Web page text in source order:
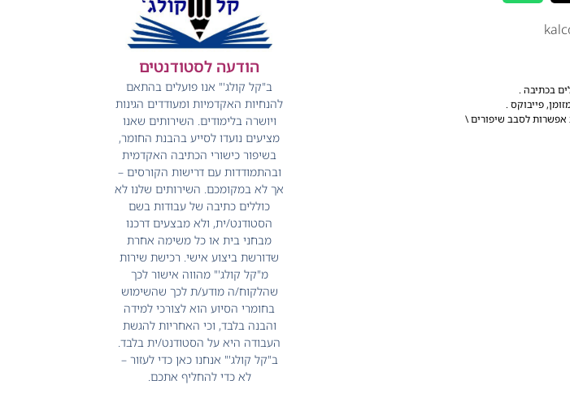
בכתיבה .
פייבוקס .
אפשרות לסבב שיפורים \
הודעה לסטודנטים
ב"קל קולג'" אנו פועלים בהתאם
להנחיות האקדמיות ומעודדים הגינות
ויושרה בלימודים. השירותים שאנו
מציעים נועדו לסייע בהבנת החומר,
בשיפור כישורי הכתיבה האקדמית
ובהתמודדות עם דרישות הקורסים –
אך לא במקומכם. השירותים שלנו לא
כוללים כתיבה של עבודות בשם
הסטודנט/ית, ולא מבצעים דרכנו
מבחני בית או כל משימה אחרת
שדורשת ביצוע אישי. רכישת שירות
מ"קל קולג'" מהווה אישור לכך
שהלקוח/ה מודע/ת לכך שהשימוש
בחומרי הסיוע הוא לצורכי למידה
והבנה בלבד, וכי האחריות להגשת
העבודה היא על הסטודנט/ית בלבד.
ב"קל קולג'" אנחנו כאן כדי לעזור –
לא כדי להחליף אתכם.